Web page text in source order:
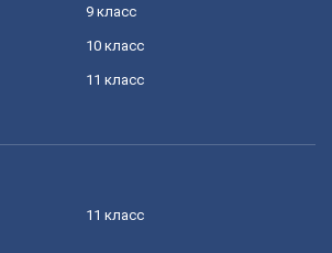
9 класс
10 класс
11 класс
11 класс